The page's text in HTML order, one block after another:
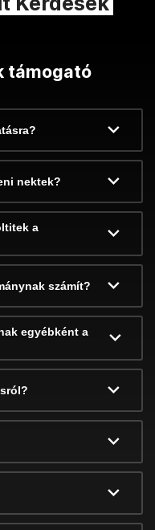
támogató
nektek?
a
számít?
egyébként a